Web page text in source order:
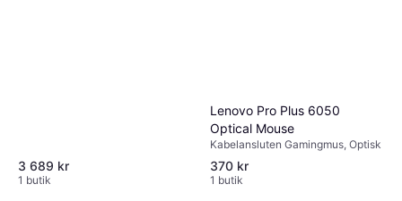
3 689 kr
1 butik
Lenovo Pro Plus 6050
Optical Mouse
Kabelansluten Gamingmus, Optisk
370 kr
1 butik